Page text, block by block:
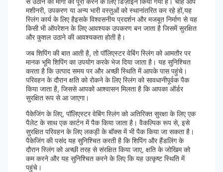
मशीनरी, उपकरण या अन्य भारी वस्तुओं को स्थानांतरित कर रहे हों,यह
स्लिंग कार्य के लिए हैइसके विश्वसनीय प्रदर्शन और मजबूत निर्माण से यह
किसी भी ऑपरेशन के लिए आवश्यक उपकरण बन जाता है जिसमें सुरक्षित
और कुशल उठाने की आवश्यकता होती है।
जब शिपिंग की बात आती है, तो पॉलिएस्टर वेबिंग स्लिंग को आमतौर पर
मानक भूमि शिपिंग का उपयोग करके भेज दिया जाता है। यह सुनिश्चित
करता है कि उत्पाद समय पर और अच्छी स्थिति में आपके पास पहुंचे।
परिवहन के दौरान क्षति को रोकने के लिए स्लिंग को सावधानीपूर्वक पैक
किया जाता है, जिससे आपको आश्वासन मिलता है कि आपका ऑर्डर
सुरक्षित रूप से आ जाएगा।
पैकेजिंग के लिए, पॉलिएस्टर वेबिंग स्लिंग को अतिरिक्त सुरक्षा के लिए एक
पैलेट के साथ एक कार्टन में पैक किया जाता है। वैकल्पिक रूप से, इसे
सुरक्षित परिवहन के लिए लकड़ी के बॉक्स में भी पैक किया जा सकता है।
पैकेजिंग की पसंद यह सुनिश्चित करती है कि शिपिंग और हैंडलिंग के
दौरान स्लिंग को अच्छी तरह से संरक्षित किया जाए, क्षति के जोखिम को
कम करने और यह सुनिश्चित करने के लिए कि यह उत्कृष्ट स्थिति में
पहुंचे।